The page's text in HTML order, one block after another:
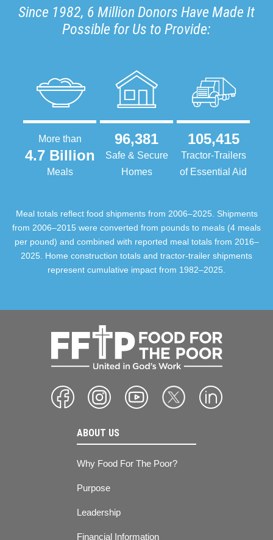
Since 1982, 6 Million Donors Have Made It
Possible for Us to Provide:
More than
4.7 Billion
Meals
96,381
Safe & Secure
Homes
105,415
Tractor-Trailers
of Essential Aid
Meal totals reflect food shipments from 2006–2025. Shipments
from 2006–2015 were converted from pounds to meals (4 meals
per pound) and combined with reported meal totals from 2016–
2025. Home construction totals and tractor-trailer shipments
represent cumulative impact from 1982–2025.
ABOUT US
Why Food For The Poor?
Purpose
Leadership
Financial Information